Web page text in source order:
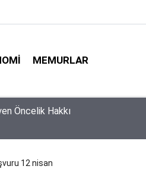
MEMURLAR
Kaç Gün Tatil
12 nisan